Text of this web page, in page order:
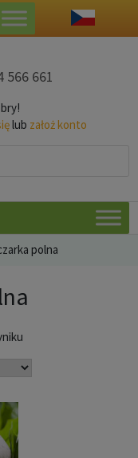
566 661
lub założ konto
polna